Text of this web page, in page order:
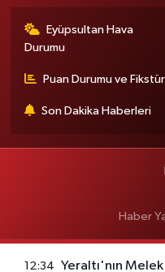
Eyüpsultan Hava
Durumu
Puan Durumu ve Fikstür
Son Dakika Haberleri
Haber
12:34 Yeraltı'nın